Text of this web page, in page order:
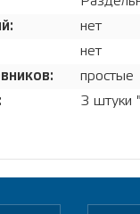
нет
нет
простые
3 штуки